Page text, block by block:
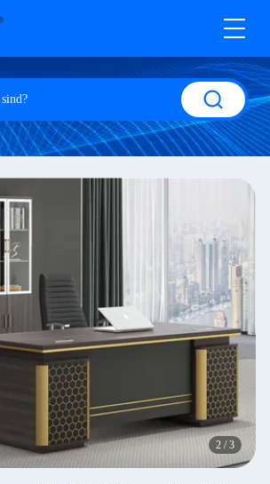
2 /3